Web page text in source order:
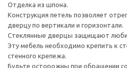
Отделка из шпона.
Конструкция петель позволяет
дверцу по вертикали и горизонтали.
Стеклянные дверцы защищают
Эту мебель необходимо крепить к
стенного крепежа.
Будьте осторожны при обращении